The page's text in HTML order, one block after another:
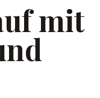
mit